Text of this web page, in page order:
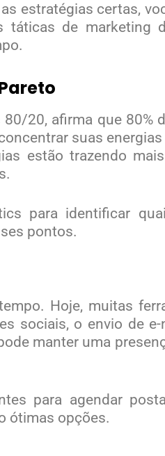
estratégias certas,
táticas de marketing
20, afirma que 80%
suas
estão trazendo
para identificar
pontos.
Hoje, muitas
sociais, o envio de
manter uma
para agendar
ótimas opções.